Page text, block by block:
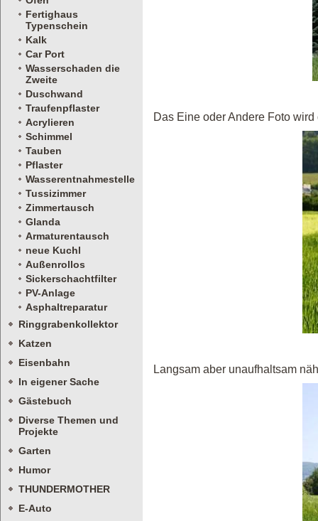
Fertighaus
Typenschein
Kalk
Car Port
Wasserschaden die
Zweite
Duschwand
Traufenpflaster
Acrylieren
Schimmel
Tauben
Pflaster
Wasserentnahmestelle
Tussizimmer
Zimmertausch
Glanda
Armaturentausch
neue Kuchl
Außenrollos
Sickerschachtfilter
PV-Anlage
Asphaltreparatur
Ringgrabenkollektor
Katzen
Eisenbahn
In eigener Sache
Gästebuch
Diverse Themen und
Projekte
Garten
Humor
THUNDERMOTHER
E-Auto
Das Eine oder Andere Foto
Langsam aber unaufhaltsam